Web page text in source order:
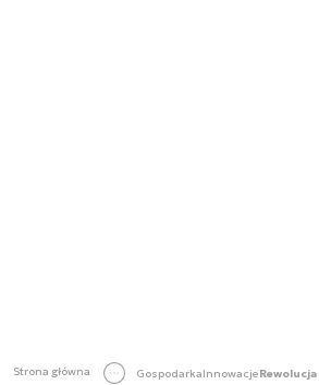
Strona główna GospodarkaInnowacje